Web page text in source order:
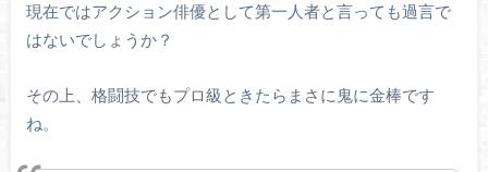
現在ではアクション俳優として第一人者と言っても過言で
はないでしょうか？
その上、格闘技でもプロ級ときたらまさに鬼に金棒です
ね。